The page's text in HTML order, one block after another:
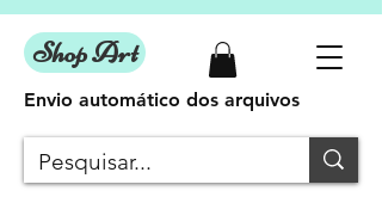
Shop Art
Envio automático dos arquivos